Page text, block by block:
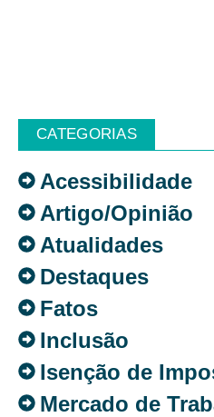
CATEGORIAS
Acessibilidade
Artigo/Opinião
Atualidades
Destaques
Fatos
Inclusão
Isenção de
Mercado de